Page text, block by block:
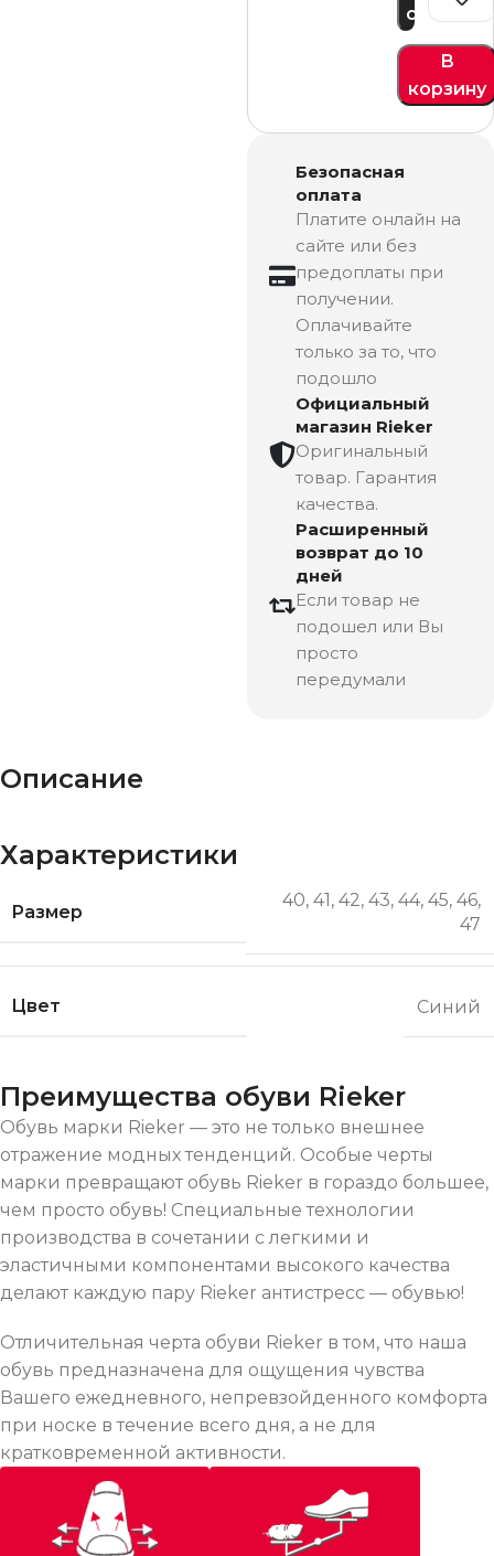
В
корзину
сейчас
Безопасная
оплата
Платите онлайн на
сайте или без
предоплаты при
получении.
Оплачивайте
только за то, что
подошло
Официальный
магазин Rieker
Оригинальный
товар. Гарантия
качества.
Расширенный
возврат до 10
дней
Если товар не
подошел или Вы
просто
передумали
Описание
Характеристики
Размер
40, 41, 42, 43, 44, 45, 46,
47
Цвет Синий
Преимущества обуви Rieker
Обувь марки Rieker — это не только внешнее
отражение модных тенденций. Особые черты
марки превращают обувь Rieker в гораздо большее,
чем просто обувь! Специальные технологии
производства в сочетании с легкими и
эластичными компонентами высокого качества
делают каждую пару Rieker антистресс — обувью!
Отличительная черта обуви Rieker в том, что наша
обувь предназначена для ощущения чувства
Вашего ежедневного, непревзойденного комфорта
при носке в течение всего дня, а не для
кратковременной активности.